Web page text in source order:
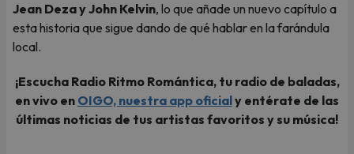
Jean Deza y John Kelvin, lo que añade un nuevo capítulo a
esta historia que sigue dando de qué hablar en la farándula
local.
¡Escucha Radio Ritmo Romántica, tu radio de baladas,
en vivo en OIGO, nuestra app oficialy entérate de las
últimas noticias de tus artistas favoritos y su música!